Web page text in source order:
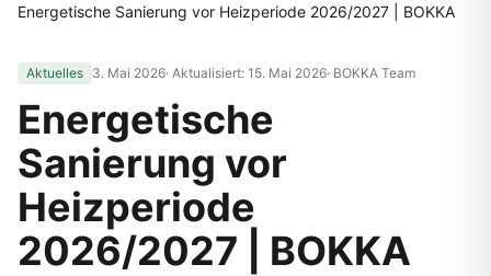
Energetische Sanierung vor Heizperiode 2026/2027 | BOKKA
Aktuelles 3. Mai 2026· Aktualisiert: 15. Mai 2026· BOKKA Team
Energetische
Sanierung vor
Heizperiode
2026/2027 | BOKKA